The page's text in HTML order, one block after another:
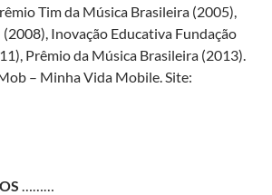
Tim da Música Brasileira (2005),
Inovação Educativa Fundação
Prêmio da Música Brasileira (2013)­­­­.
– Minha Vida Mobile. Site:
………